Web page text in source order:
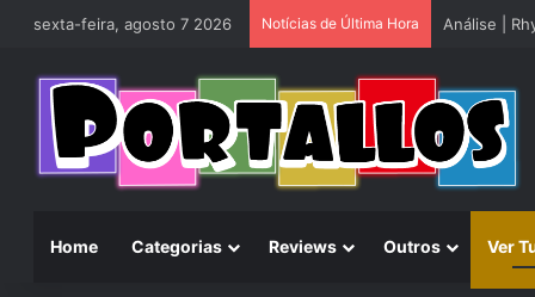
sexta-feira, agosto 7 2026 Notícias de Última Hora Análise |
Home Categorias Reviews Outros Ver